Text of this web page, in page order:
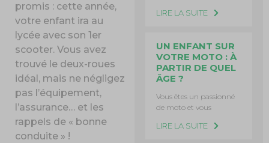
promis : cette année,
votre enfant ira au
lycée avec son 1er
scooter. Vous avez
trouvé le deux-roues
idéal, mais ne négligez
pas l’équipement,
l’assurance… et les
rappels de « bonne
conduite » !
LIRE LA SUITE
UN ENFANT SUR
VOTRE MOTO : À
PARTIR DE QUEL
ÂGE ?
Vous êtes un passionné
de moto et vous
LIRE LA SUITE